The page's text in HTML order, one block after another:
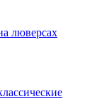
люверсах